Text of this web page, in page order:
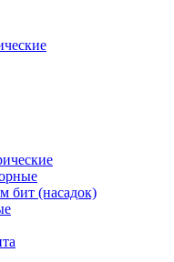
бит (насадок)